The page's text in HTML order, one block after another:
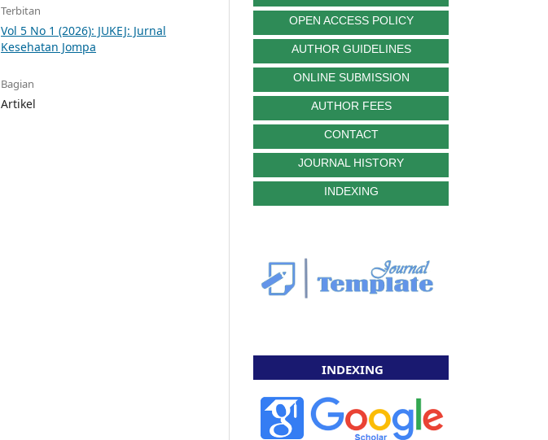
Terbitan
Vol 5 No 1 (2026): JUKEJ: Jurnal
Kesehatan Jompa
Bagian
Artikel
OPEN ACCESS POLICY
AUTHOR GUIDELINES
ONLINE SUBMISSION
AUTHOR FEES
CONTACT
JOURNAL HISTORY
INDEXING
INDEXING